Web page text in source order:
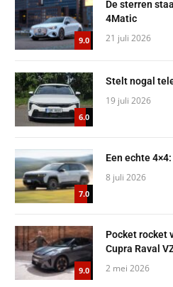
9.0
De sterren
4Matic
21 juli 2026
6.0
Stelt nogal
19 juli 2026
7.0
Een echte
8 juli 2026
9.0
Pocket rocket
Cupra Raval
2 mei 2026